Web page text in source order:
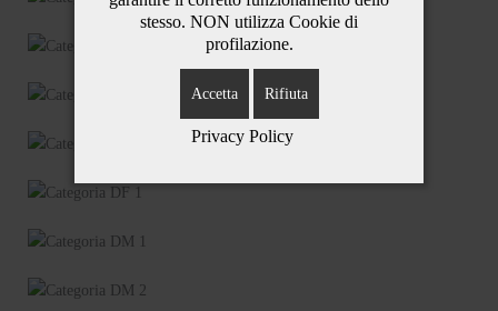
stesso. NON utilizza Cookie di
profilazione.
Accetta Rifiuta
Privacy Policy